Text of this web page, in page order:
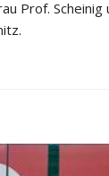
Prof. Scheinig